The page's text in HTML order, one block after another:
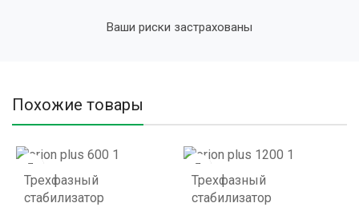
Ваши риски застрахованы
Похожие товары
Трехфазный
стабилизатор
Трехфазный
стабилизатор